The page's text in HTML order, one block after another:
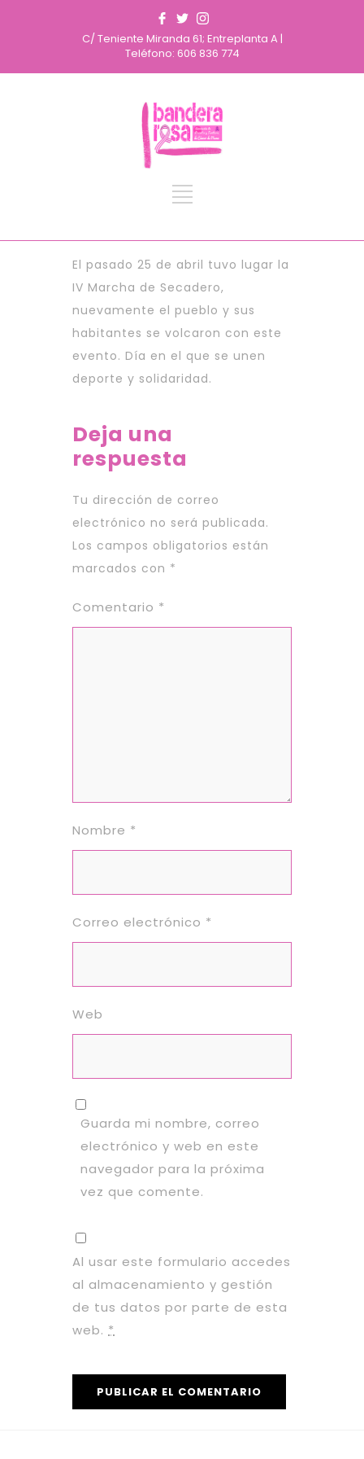
C/ Teniente Miranda 61; Entreplanta A |
Teléfono: 606 836 774
El pasado 25 de abril tuvo lugar la
IV Marcha de Secadero,
nuevamente el pueblo y sus
habitantes se volcaron con este
evento. Día en el que se unen
deporte y solidaridad.
Deja una
respuesta
Tu dirección de correo
electrónico no será publicada.
Los campos obligatorios están
marcados con *
Comentario *
Nombre *
Correo electrónico *
Web
Guarda mi nombre, correo
electrónico y web en este
navegador para la próxima
vez que comente.
Al usar este formulario accedes
al almacenamiento y gestión
de tus datos por parte de esta
web. *